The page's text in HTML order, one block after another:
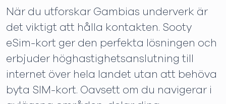
När du utforskar Gambias underverk är
det viktigt att hålla kontakten. Sooty
eSim-kort ger den perfekta lösningen och
erbjuder höghastighetsanslutning till
internet över hela landet utan att behöva
byta SIM-kort. Oavsett om du navigerar i